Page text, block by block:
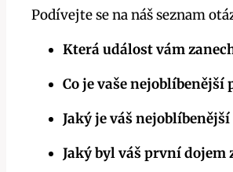
Podívejte se na náš seznam
Která událost vám
Co je vaše
Jaký je váš
Jaký byl váš první dojem